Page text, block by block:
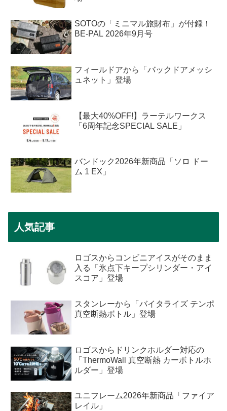
SOTOの「ミニマル旅財布」が付録！
BE-PAL 2026年9月号
フィールドアから「バックドアメッシ
ュネット」登場
【最大40%OFF!】ラーテルワークス
「6周年記念SPECIAL SALE」
バンドック2026年新商品「ソロ ドー
ム 1 EX」
人気記事
ロゴスからコンビニアイスがそのまま
入る「氷点下キープシリンダー・アイ
スコア」登場
スタンレーから「バイタライズ テンポ
真空断熱ボトル」登場
ロゴスからドリンクホルダー対応の
「ThermoWall 真空断熱 カーボトルホ
ルダー」登場
ユニフレーム2026年新商品「ファイア
レイル」